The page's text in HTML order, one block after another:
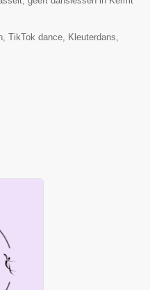
TikTok dance, Kleuterdans,